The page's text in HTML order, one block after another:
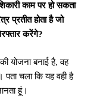
काम पर हो सकता
प्रतीत होता है जो
करेंगे?
योजना बनाई है, वह
चला कि यह वही है
हूं।